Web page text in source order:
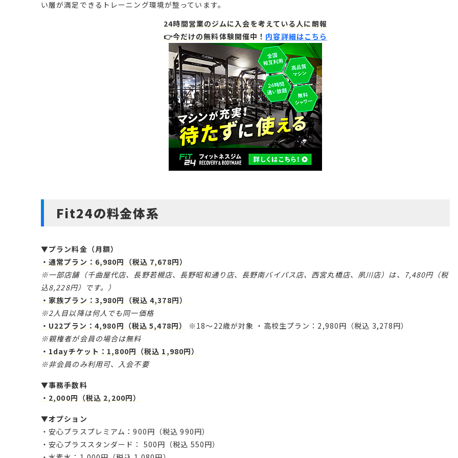
い層が満足できるトレーニング環境が整っています。
24時間営業のジムに入会を考えている人に朗報
👉今だけの無料体験開催中！ 内容詳細はこちら
Fit24の料金体系
▼プラン料金（月額）
・通常プラン：6,980円（税込 7,678円）
※一部店舗（千曲屋代店、長野若槻店、長野昭和通り店、長野南バイパス店、西宮丸橋店、夙川店）は、7,480円（税
込8,228円）です。）
・家族プラン：3,980円（税込 4,378円）
※2人目以降は何人でも同一価格
・U22プラン：4,980円（税込 5,478円）
※18〜22歳が対象 ・高校生プラン：2,980円（税込 3,278円）
※親権者が会員の場合は無料
・1dayチケット：1,800円（税込 1,980円）
※非会員のみ利用可、入会不要
▼事務手数料
・2,000円（税込 2,200円）
▼オプション
・安心プラスプレミアム：900円（税込 990円）
・安心プラススタンダード： 500円（税込 550円）